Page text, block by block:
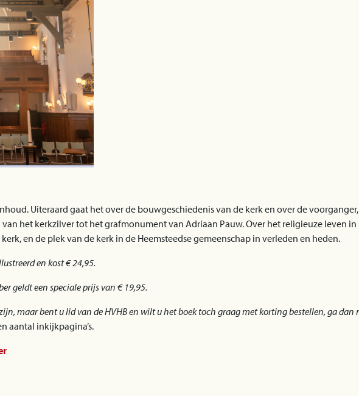
Uiteraard gaat het over de bouwgeschiedenis van de kerk en over de
het kerkzilver tot het grafmonument van Adriaan Pauw. Over het religieuze leven
en de plek van de kerk in de Heemsteedse gemeenschap in verleden en heden.
en kost € 24,95.
geldt een speciale prijs van € 19,95.
maar bent u lid van de HVHB en wilt u het boek toch graag met korting bestellen, ga dan
aantal inkijkpagina’s.